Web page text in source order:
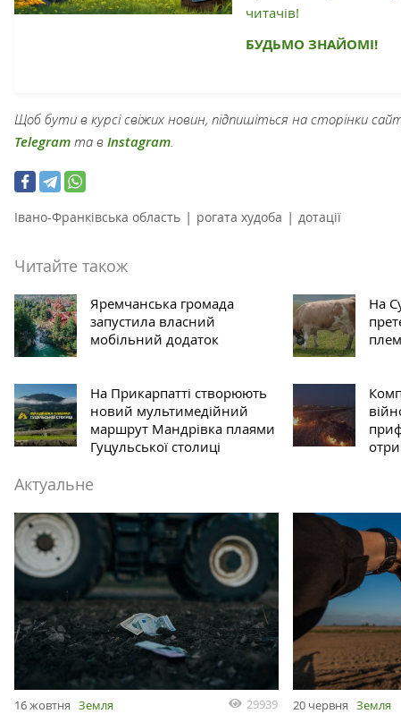
читачів!
БУДЬМО ЗНАЙОМІ!
Щоб бути в курсі свіжих новин, підпишіться на сторінки
Telegram та в Instagram
Івано-Франківська область | рогата худоба | дотації
Читайте також
Яремчанська громада
запустила власний
мобільний додаток
На
На Прикарпатті створюють
новий мультимедійний
маршрут Мандрівка плаями
Гуцульської столиці
Актуальне
16 жовтня Земля 29939 20 червня Земля